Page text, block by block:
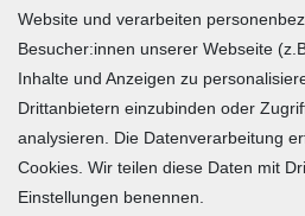
Zahlung und Versand
Widerrufsrecht
Warenkorb
Zur Kasse
Mein Konto
Website und verarbeiten
Besucher:innen unserer Webseite
Inhalte und Anzeigen zu
Drittanbietern einzubinden oder
analysieren. Die Datenverarbeitung
Cookies. Wir teilen diese Daten mit
Einstellungen benennen.